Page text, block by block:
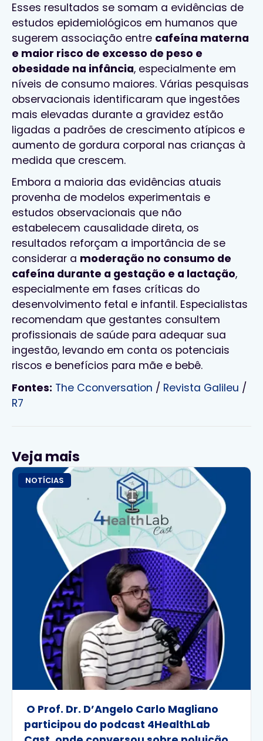
Esses resultados se somam a evidências de
estudos epidemiológicos em humanos que
sugerem associação entre cafeína materna
e maior risco de excesso de peso e
obesidade na infância, especialmente em
níveis de consumo maiores. Várias pesquisas
observacionais identificaram que ingestões
mais elevadas durante a gravidez estão
ligadas a padrões de crescimento atípicos e
aumento de gordura corporal nas crianças à
medida que crescem.
Embora a maioria das evidências atuais
provenha de modelos experimentais e
estudos observacionais que não
estabelecem causalidade direta, os
resultados reforçam a importância de se
considerar a moderação no consumo de
cafeína durante a gestação e a lactação,
especialmente em fases críticas do
desenvolvimento fetal e infantil. Especialistas
recomendam que gestantes consultem
profissionais de saúde para adequar sua
ingestão, levando em conta os potenciais
riscos e benefícios para mãe e bebê.
Fontes: The Cconversation / Revista Galileu /
R7
Veja mais
NOTÍCIAS
O Prof. Dr. D’Angelo Carlo Magliano
participou do podcast 4HealthLab